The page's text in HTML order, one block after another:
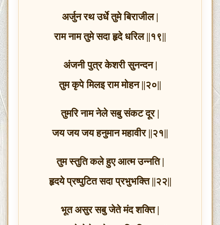
अर्जुन रथ उर्धे तुमे बिराजील |
राम नाम तुमे सदा हृदे धरिल ||१९||
अंजनी पुत्र केशरी सुनन्दन |
तुम कृपे मिलइ राम मोहन ||२०||
तुमरि नाम नेले सबु संकट दूर |
जय जय जय हनुमान महावीर ||२१||
तुम स्तुति कले हुए आत्म उन्नति |
हृदये प्रष्पुटित सदा प्रभुभक्ति ||२२||
भूत असुर सबु जेते मंद शक्ति |